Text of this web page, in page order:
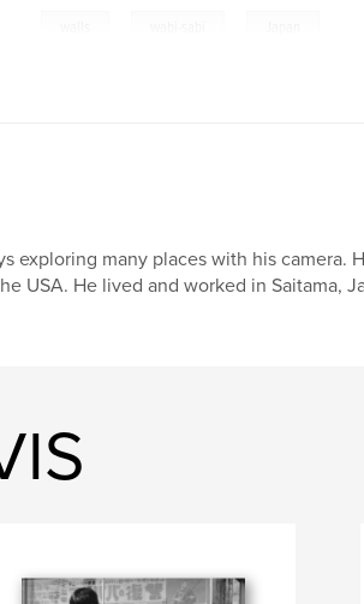
exploring many places with his camera.
USA. He lived and worked in Saitama,